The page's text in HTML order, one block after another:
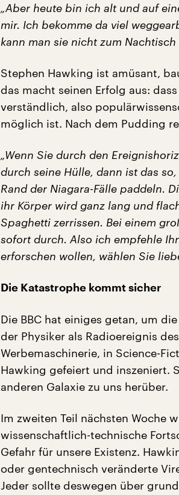
„Aber heute bin ich alt und auf
mir. Ich bekomme da viel
kann man sie nicht zum Nachtisch
Stephen Hawking ist amüsant,
das macht seinen Erfolg aus:
verständlich, also
möglich ist. Nach dem Pudding
„Wenn Sie durch den
durch seine Hülle, dann ist das
Rand der Niagara-Fälle paddeln.
ihr Körper wird ganz lang und
Spaghetti zerrissen. Bei einem
sofort durch. Also ich empfehle
erforschen wollen, wählen Sie
Die Katastrophe kommt sicher
Die BBC hat einiges getan, um
der Physiker als Radioereignis
Werbemaschinerie, in Science-
Hawking gefeiert und inszeniert.
anderen Galaxie zu uns herüber.
Im zweiten Teil nächsten Woche
wissenschaftlich-technische
Gefahr für unsere Existenz.
oder gentechnisch veränderte
Jeder sollte deswegen über